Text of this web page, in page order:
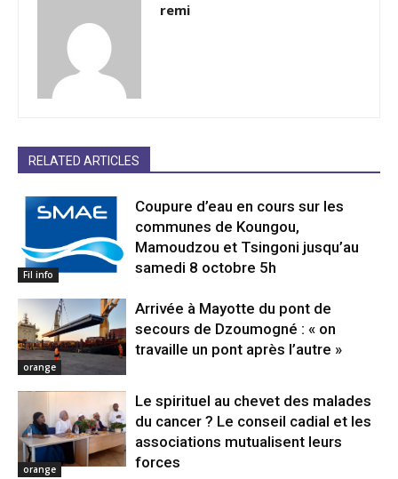
remi
RELATED ARTICLES
Fil info
Coupure d’eau en cours sur les
communes de Koungou,
Mamoudzou et Tsingoni jusqu’au
samedi 8 octobre 5h
orange
Arrivée à Mayotte du pont de
secours de Dzoumogné : « on
travaille un pont après l’autre »
orange
Le spirituel au chevet des malades
du cancer ? Le conseil cadial et les
associations mutualisent leurs
forces